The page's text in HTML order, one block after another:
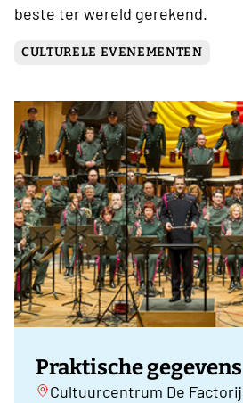
beste ter wereld gerekend.
CULTURELE EVENEMENTEN
Praktische gegevens
Cultuurcentrum De